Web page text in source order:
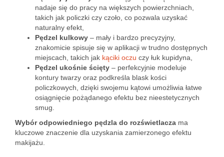
nadaje się do pracy na większych powierzchniach,
takich jak policzki czy czoło, co pozwala uzyskać
naturalny efekt,
Pędzel kulkowy – mały i bardzo precyzyjny,
znakomicie spisuje się w aplikacji w trudno dostępnych
miejscach, takich jak kąciki oczu czy łuk kupidyna,
Pędzel ukośnie ścięty – perfekcyjnie modeluje
kontury twarzy oraz podkreśla blask kości
policzkowych, dzięki swojemu kątowi umożliwia łatwe
osiągnięcie pożądanego efektu bez nieestetycznych
smug.
Wybór odpowiedniego pędzla do rozświetlacza ma
kluczowe znaczenie dla uzyskania zamierzonego efektu
makijażu.